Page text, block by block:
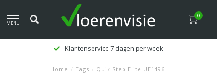
MENU
0
Klantenservice 7 dagen per week
Home / Tags / Quik Step Elite UE1496